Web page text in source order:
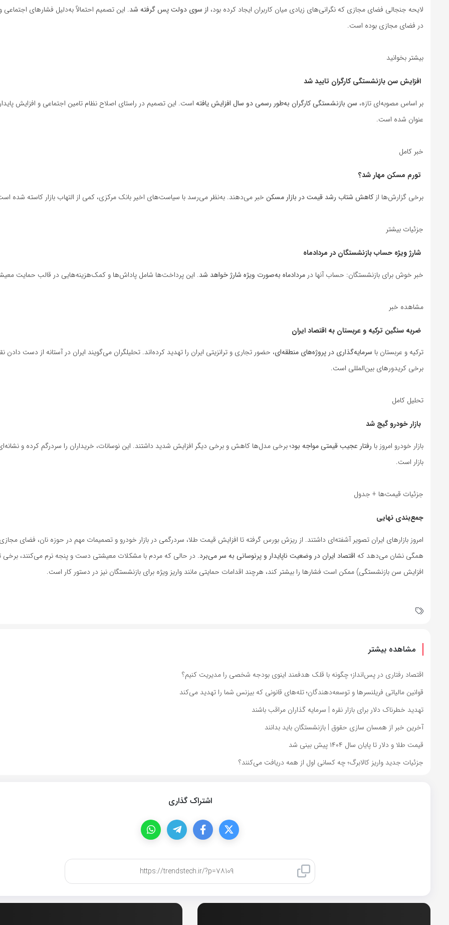
لایحه جنجالی فضای مجازی که نگرانی‌های زیادی میان کاربران ایجاد کرده بود، از سوی دولت پس گرفته شد. این تصمیم احتمالاً به‌دلیل فشارهای اجتماعی
در فضای مجازی بوده است.
بیشتر بخوانید
افزایش سن بازنشستگی کارگران تایید شد
بر اساس مصوبه‌ای تازه، سن بازنشستگی کارگران به‌طور رسمی دو سال افزایش یافته است. این تصمیم در راستای اصلاح نظام تامین اجتماعی و افزایش
عنوان شده است.
خبر کامل
تورم مسکن مهار شد؟
برخی گزارش‌ها از کاهش شتاب رشد قیمت در بازار مسکن خبر می‌دهند. به‌نظر می‌رسد با سیاست‌های اخیر بانک مرکزی، کمی از التهاب بازار کاسته شده
جزئیات بیشتر
شارژ ویژه حساب بازنشستگان در مردادماه
خبر خوش برای بازنشستگان: حساب آنها در مردادماه به‌صورت ویژه شارژ خواهد شد. این پرداخت‌ها شامل پاداش‌ها و کمک‌هزینه‌هایی در قالب حمایت
مشاهده خبر
ضربه سنگین ترکیه و عربستان به اقتصاد ایران
ترکیه و عربستان با سرمایه‌گذاری در پروژه‌های منطقه‌ای، حضور تجاری و ترانزیتی ایران را تهدید کرده‌اند. تحلیلگران می‌گویند ایران در آستانه از دست
برخی کریدورهای بین‌المللی است.
تحلیل کامل
بازار خودرو گیج شد
بازار خودرو امروز با رفتار عجیب قیمتی مواجه بود؛ برخی مدل‌ها کاهش و برخی دیگر افزایش شدید داشتند. این نوسانات، خریداران را سردرگم کرده و
بازار است.
جزئیات قیمت‌ها + جدول
جمع‌بندی نهایی
امروز بازارهای ایران تصویر آشفته‌ای داشتند. از ریزش بورس گرفته تا افزایش قیمت طلا، سردرگمی در بازار خودرو و تصمیمات مهم در حوزه نان، فضای
همگی نشان می‌دهد که اقتصاد ایران در وضعیت ناپایدار و پرنوسانی به سر می‌برد. در حالی که مردم با مشکلات معیشتی دست و پنجه نرم می‌کنند، برخی
افزایش سن بازنشستگی) ممکن است فشارها را بیشتر کند، هرچند اقدامات حمایتی مانند واریز ویژه برای بازنشستگان نیز در دستور کار است.
مشاهده بیشتر
اقتصاد رفتاری در پس‌انداز؛ چگونه با قلک هدفمند اینوی بودجه شخصی را مدیریت کنیم؟
قوانین مالیاتی فریلنسرها و توسعه‌دهندگان؛ تله‌های قانونی که بیزنس شما را تهدید می‌کند
تهدید خطرناک دلار برای بازار نقره | سرمایه گذاران مراقب باشند
آخرین خبر از همسان سازی حقوق | بازنشستگان باید بدانند
قیمت طلا و دلار تا پایان سال ۱۴۰۴ پیش بینی شد
جزئیات جدید واریز کالابرگ؛ چه کسانی اول از همه دریافت می‌کنند؟
اشتراک گذاری